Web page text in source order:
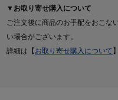
▼お取り寄せ購入について
ご注文後に商品のお手配をおこな
い場合がございます。
詳細は【 お取り寄せ購入について